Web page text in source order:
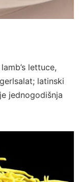
lettuce,
latinski
jednogodišnja